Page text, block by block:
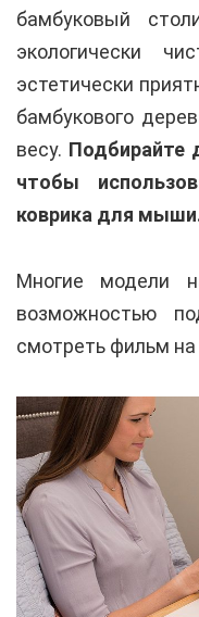
бамбуковый
экологически
эстетически
бамбукового
весу. Подбирайте
чтобы
коврика для
Многие модели
возможностью
смотреть фильм